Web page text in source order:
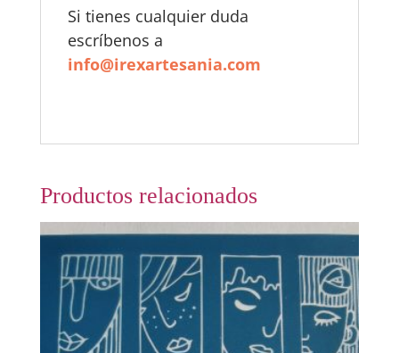
Si tienes cualquier duda
escríbenos a
info@irexartesania.com
Productos relacionados